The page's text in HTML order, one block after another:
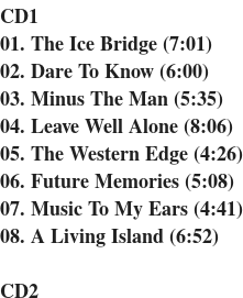
CD1
01. The Ice Bridge (7:01)
02. Dare To Know (6:00)
03. Minus The Man (5:35)
04. Leave Well Alone (8:06)
05. The Western Edge (4:26)
06. Future Memories (5:08)
07. Music To My Ears (4:41)
08. A Living Island (6:52)
CD2